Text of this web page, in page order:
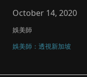
October 14, 2020
娛美師
娛美師：透視新加坡